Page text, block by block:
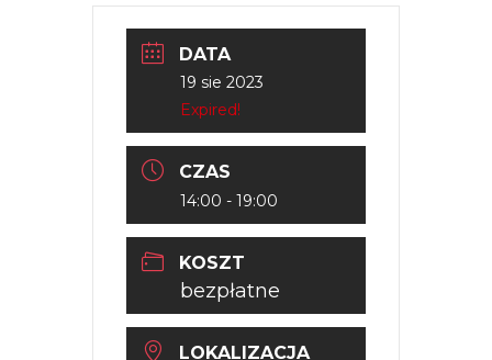
DATA
19 sie 2023
Expired!
CZAS
14:00 - 19:00
KOSZT
bezpłatne
LOKALIZACJA